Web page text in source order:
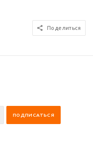
Поделиться